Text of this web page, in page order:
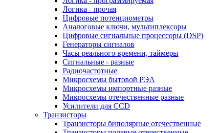
Логика - прочая
Цифровые потенциометры
Аналоговые ключи, мультиплексоры
Цифровые сигнальные процессоры (DSP)
Генераторы сигналов
Часы реального времени, таймеры
Сигнальные - разные
Радиочастотные
Микросхемы бытовой РЭА
Микросхемы импортные разные
Микросхемы отечественные разные
Усилители для CCD
Транзисторы
Транзисторы биполярные отечественные